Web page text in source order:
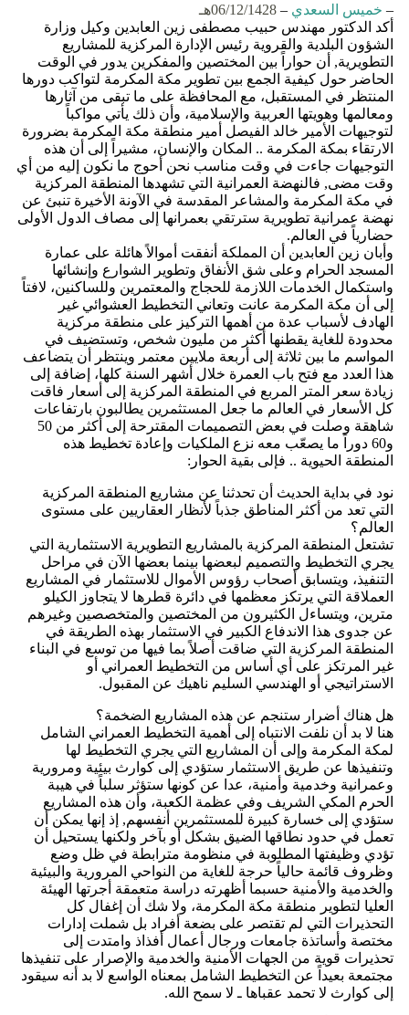
– خميس السعدي –06/12/1428هـ
أكد الدكتور مهندس حبيب مصطفى زين العابدين وكيل وزارة
الشؤون البلدية والقروية رئيس الإدارة المركزية للمشاريع
التطويرية, أن حواراً بين المختصين والمفكرين يدور في الوقت
الحاضر حول كيفية الجمع بين تطوير مكة المكرمة لتواكب دورها
المنتظر في المستقبل، مع المحافظة على ما تبقى من آثارها
ومعالمها وهويتها العربية والإسلامية، وأن ذلك يأتي مواكباً
لتوجيهات الأمير خالد الفيصل أمير منطقة مكة المكرمة بضرورة
الارتقاء بمكة المكرمة .. المكان والإنسان، مشيراً إلى أن هذه
التوجيهات جاءت في وقت مناسب نحن أحوج ما نكون إليه من أي
وقت مضى, فالنهضة العمرانية التي تشهدها المنطقة المركزية
في مكة المكرمة والمشاعر المقدسة في الآونة الأخيرة تنبئ عن
نهضة عمرانية تطويرية سترتقي بعمرانها إلى مصاف الدول الأولى
حضارياً في العالم.
وأبان زين العابدين أن المملكة أنفقت أموالاً هائلة على عمارة
المسجد الحرام وعلى شق الأنفاق وتطوير الشوارع وإنشائها
واستكمال الخدمات اللازمة للحجاج والمعتمرين وللساكنين، لافتاً
إلى أن مكة المكرمة عانت وتعاني التخطيط العشوائي غير
الهادف لأسباب عدة من أهمها التركيز على منطقة مركزية
محدودة للغاية يقطنها أكثر من مليون شخص، وتستضيف في
المواسم ما بين ثلاثة إلى أربعة ملايين معتمر وينتظر أن يتضاعف
هذا العدد مع فتح باب العمرة خلال أشهر السنة كلها، إضافة إلى
زيادة سعر المتر المربع في المنطقة المركزية إلى أسعار فاقت
كل الأسعار في العالم ما جعل المستثمرين يطالبون بارتفاعات
شاهقة وصلت في بعض التصميمات المقترحة إلى أكثر من 50
و60 دوراً ما يصعّب معه نزع الملكيات وإعادة تخطيط هذه
المنطقة الحيوية .. فإلى بقية الحوار:
نود في بداية الحديث أن تحدثنا عن مشاريع المنطقة المركزية
التي تعد من أكثر المناطق جذباً لأنظار العقاريين على مستوى
العالم؟
تشتعل المنطقة المركزية بالمشاريع التطويرية الاستثمارية التي
يجري التخطيط والتصميم لبعضها بينما بعضها الآن في مراحل
التنفيذ، ويتسابق أصحاب رؤوس الأموال للاستثمار في المشاريع
العملاقة التي يرتكز معظمها في دائرة قطرها لا يتجاوز الكيلو
مترين، ويتساءل الكثيرون من المختصين والمتخصصين وغيرهم
عن جدوى هذا الاندفاع الكبير في الاستثمار بهذه الطريقة في
المنطقة المركزية التي ضاقت أصلاً بما فيها من توسع في البناء
غير المرتكز على أي أساس من التخطيط العمراني أو
الاستراتيجي أو الهندسي السليم ناهيك عن المقبول.
هل هناك أضرار ستنجم عن هذه المشاريع الضخمة؟
هنا لا بد أن نلفت الانتباه إلى أهمية التخطيط العمراني الشامل
لمكة المكرمة وإلى أن المشاريع التي يجري التخطيط لها
وتنفيذها عن طريق الاستثمار ستؤدي إلى كوارث بيئية ومرورية
وعمرانية وخدمية وأمنية، عدا عن كونها ستؤثر سلباً في هيبة
الحرم المكي الشريف وفي عظمة الكعبة، وأن هذه المشاريع
ستؤدي إلى خسارة كبيرة للمستثمرين أنفسهم, إذ إنها يمكن أن
تعمل في حدود نطاقها الضيق بشكل أو بآخر ولكنها يستحيل أن
تؤدي وظيفتها المطلوبة في منظومة مترابطة في ظل وضع
وظروف قائمة حالياً حرجة للغاية من النواحي المرورية والبيئية
والخدمية والأمنية حسبما أظهرته دراسة متعمقة أجرتها الهيئة
العليا لتطوير منطقة مكة المكرمة، ولا شك أن إغفال كل
التحذيرات التي لم تقتصر على بضعة أفراد بل شملت إدارات
مختصة وأساتذة جامعات ورجال أعمال أفذاذ وامتدت إلى
تحذيرات قوية من الجهات الأمنية والخدمية والإصرار على تنفيذها
مجتمعة بعيداً عن التخطيط الشامل بمعناه الواسع لا بد أنه سيقود
إلى كوارث لا تحمد عقباها ـ لا سمح الله.